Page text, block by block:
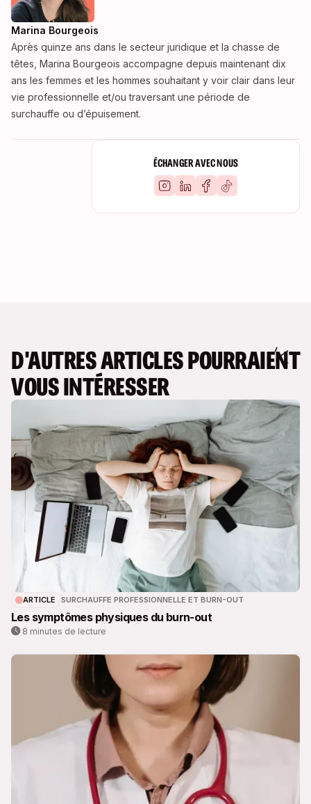
ÉCHANGER AVEC NOUS
Marina Bourgeois
Après quinze ans dans le secteur juridique et la chasse de
têtes, Marina Bourgeois accompagne depuis maintenant dix
ans les femmes et les hommes souhaitant y voir clair dans leur
vie professionnelle et/ou traversant une période de
surchauffe ou d’épuisement.
D'AUTRES ARTICLES POURRAIENT
VOUS INTÉRESSER
ARTICLE SURCHAUFFE PROFESSIONNELLE ET BURN-OUT
Les symptômes physiques du burn-out
8 minutes de lecture